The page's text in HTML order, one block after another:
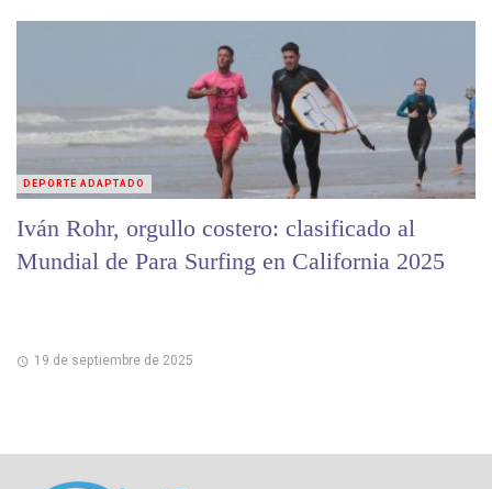
Iván Rohr, orgullo costero: clasificado al
Mundial de Para Surfing en California 2025
19 de septiembre de 2025
DEPORTE ADAPTADO